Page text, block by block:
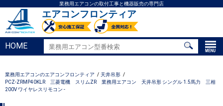
業務用エアコンの取付工事と機器販売の専門店
エアコンフロンティア
HOME
業務用エアコンのエアコンフロンティア
天井吊形
PCZ-ZRMP40KLR 三菱電機 スリムZR 業務用エアコン 天井吊形 シングル 1.5馬力 三相
200V ワイヤレスリモコン -